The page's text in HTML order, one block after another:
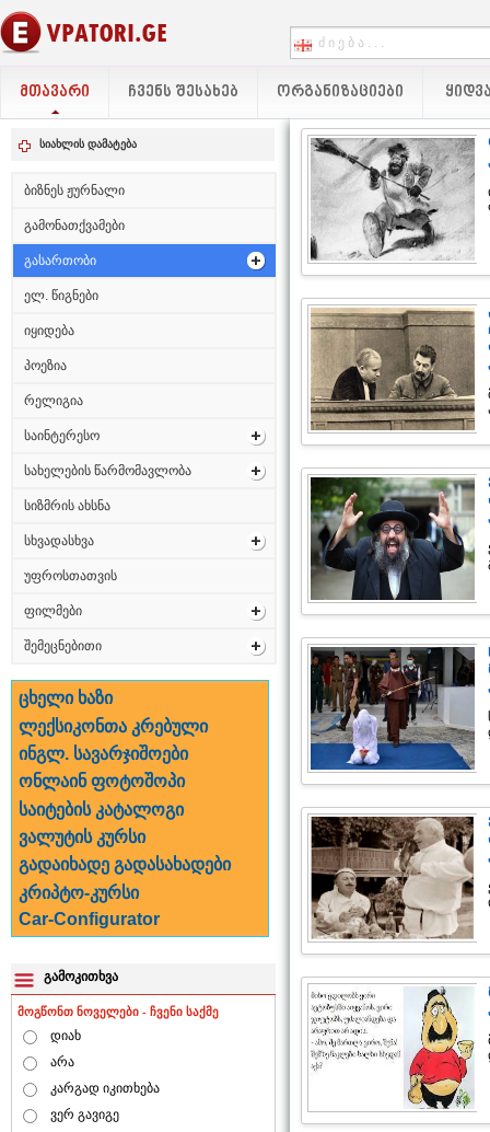
ᲛᲗᲐᲕᲐᲠᲘ ᲩᲕᲔᲜᲡ ᲨᲔᲡᲐᲮᲔᲑ ᲝᲠᲒᲐᲜᲘᲖᲐᲪᲘᲔᲑᲘ
სიახლის დამატება
ბიზნეს ჟურნალი
გამონათქვამები
გასართობი
ელ. წიგნები
იყიდება
პოეზია
რელიგია
საინტერესო
სახელების წარმომავლობა
სიზმრის ახსნა
სხვადასხვა
უფროსთათვის
ფილმები
შემეცნებითი
ცხელი ხაზი
ლექსიკონთა კრებული
ინგლ. სავარჯიშოები
ონლაინ ფოტოშოპი
საიტების კატალოგი
ვალუტის კურსი
გადაიხადე გადასახადები
კრიპტო-კურსი
Car-Configurator
გამოკითხვა
მოგწონთ ნოველები - ჩვენი საქმე
დიახ
არა
კარგად იკითხება
ვერ გავიგე